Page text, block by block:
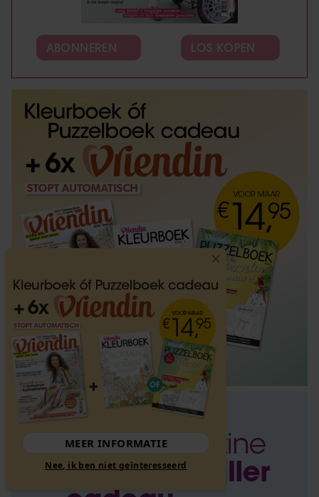
ABONNEREN LOS KOPEN
MEER INFORMATIE
Nee, ik ben niet geïnteresseerd